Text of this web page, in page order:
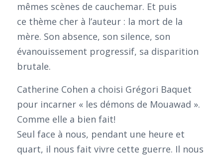
mêmes scènes de cauchemar. Et puis
ce thème cher à l’auteur : la mort de la
mère. Son absence, son silence, son
évanouissement progressif, sa disparition
brutale.
Catherine Cohen a choisi Grégori Baquet
pour incarner « les démons de Mouawad ».
Comme elle a bien fait!
Seul face à nous, pendant une heure et
quart, il nous fait vivre cette guerre. Il nous